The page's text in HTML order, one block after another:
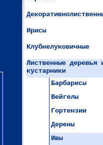
Ирисы
Клубнелуковичные
Лиственные деревья
кустарники
Барбарисы
Вейгелы
Гортензии
Дерены
Ивы